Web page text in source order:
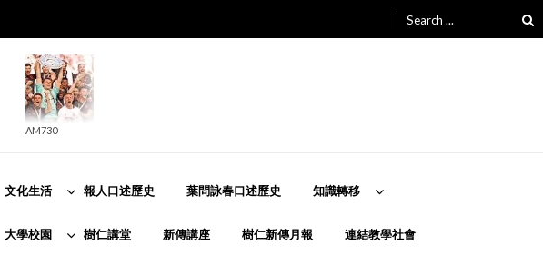
for:
AM730
文化生活 報人口述歷史 葉問詠春口述歷史 知識轉移
大學校園 樹仁講堂 新傳講座 樹仁新傳月報 連結教學社會